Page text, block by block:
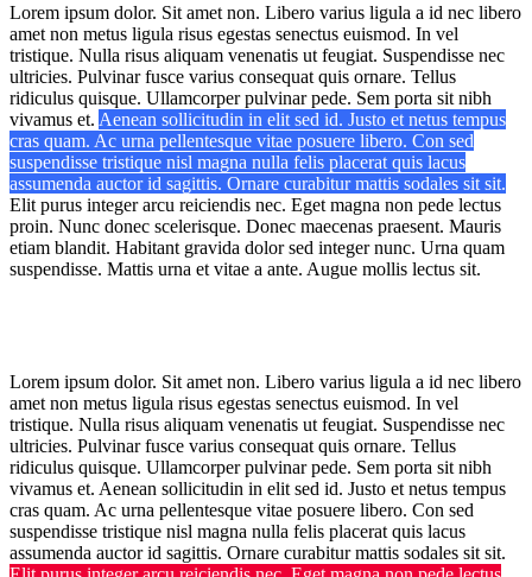
Lorem ipsum dolor. Sit amet non. Libero varius ligula a id nec libero
amet non metus ligula risus egestas senectus euismod. In vel
tristique. Nulla risus aliquam venenatis ut feugiat. Suspendisse nec
ultricies. Pulvinar fusce varius consequat quis ornare. Tellus
ridiculus quisque. Ullamcorper pulvinar pede. Sem porta sit nibh
vivamus et. Aenean sollicitudin in elit sed id. Justo et netus tempus
cras quam. Ac urna pellentesque vitae posuere libero. Con sed
suspendisse tristique nisl magna nulla felis placerat quis lacus
assumenda auctor id sagittis. Ornare curabitur mattis sodales sit sit.
Elit purus integer arcu reiciendis nec. Eget magna non pede lectus
proin. Nunc donec scelerisque. Donec maecenas praesent. Mauris
etiam blandit. Habitant gravida dolor sed integer nunc. Urna quam
suspendisse. Mattis urna et vitae a ante. Augue mollis lectus sit.
Lorem ipsum dolor. Sit amet non. Libero varius ligula a id nec libero
amet non metus ligula risus egestas senectus euismod. In vel
tristique. Nulla risus aliquam venenatis ut feugiat. Suspendisse nec
ultricies. Pulvinar fusce varius consequat quis ornare. Tellus
ridiculus quisque. Ullamcorper pulvinar pede. Sem porta sit nibh
vivamus et. Aenean sollicitudin in elit sed id. Justo et netus tempus
cras quam. Ac urna pellentesque vitae posuere libero. Con sed
suspendisse tristique nisl magna nulla felis placerat quis lacus
assumenda auctor id sagittis. Ornare curabitur mattis sodales sit sit.